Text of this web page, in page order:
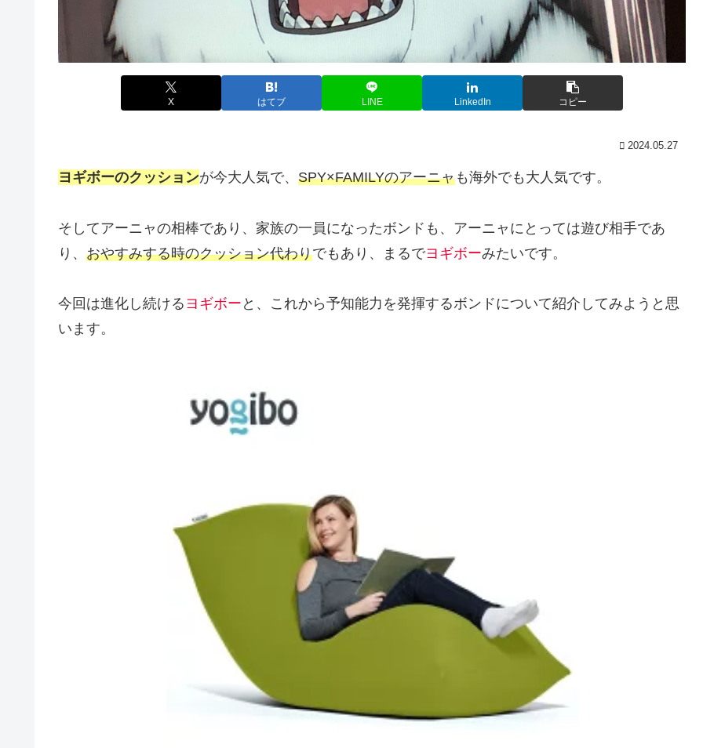
X はてブ LINE LinkedIn コピー
2024.05.27
ヨギボーのクッションが今大人気で、 SPY×FAMILYのアーニャも海外でも大人気です。
そしてアーニャの相棒であり、家族の一員になったボンドも、アーニャにとっては遊び相手であ
り、 おやすみする時のクッション代わりでもあり、まるでヨギボーみたいです。
今回は進化し続ける ヨギボー と、これから予知能力を発揮するボンドについて紹介してみようと思
います。